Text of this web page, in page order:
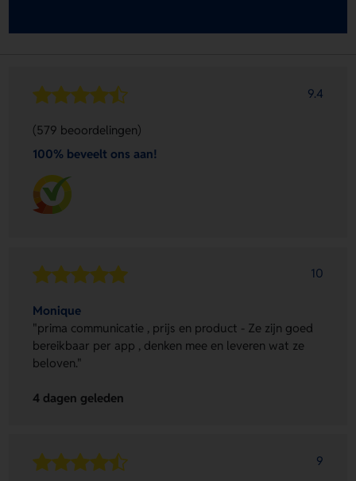
9.4
(579 beoordelingen)
100% beveelt ons aan!
10
Monique
"prima communicatie , prijs en product - Ze zijn goed
bereikbaar per app , denken mee en leveren wat ze
beloven."
4 dagen geleden
9